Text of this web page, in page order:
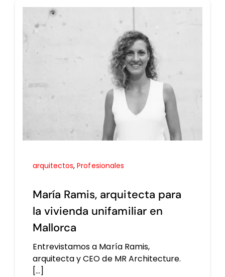
Nosotros
arquitectos,Profesionales
María Ramis, arquitecta para
la vivienda unifamiliar en
Mallorca
Entrevistamos a María Ramis,
arquitecta y CEO de MR Architecture.
[...]